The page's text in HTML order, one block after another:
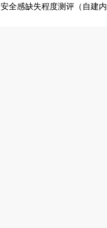
安全感缺失程度测评（自建内心底气，治愈不安与敏感）